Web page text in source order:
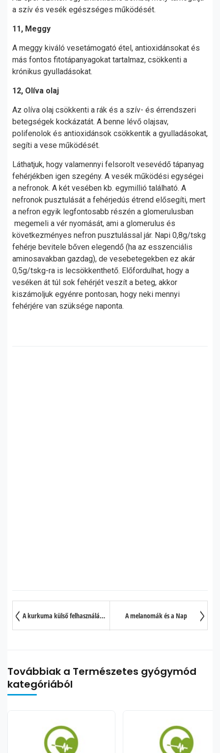
a szív és vesék egészséges működését.
11, Meggy
A meggy kiváló vesetámogató étel, antioxidánsokat és
más fontos fitotápanyagokat tartalmaz, csökkenti a
krónikus gyulladásokat.
12, Olíva olaj
Az olíva olaj csökkenti a rák és a szív- és érrendszeri
betegségek kockázatát. A benne lévő olajsav,
polifenolok és antioxidánsok csökkentik a gyulladásokat,
segíti a vese működését.
Láthatjuk, hogy valamennyi felsorolt vesevédő tápanyag
fehérjékben igen szegény. A vesék működési egységei
a nefronok. A két vesében kb. egymillió található. A
nefronok pusztulását a fehérjedús étrend elősegíti, mert
a nefron egyik legfontosabb részén a glomerulusban
megemeli a vér nyomását, ami a glomerulus és
következményes nefron pusztulással jár. Napi 0,8g/tskg
fehérje bevitele bőven elegendő (ha az esszenciális
aminosavakban gazdag), de vesebetegekben ez akár
0,5g/tskg-ra is lecsökkenthető. Előfordulhat, hogy a
veséken át túl sok fehérjét veszít a beteg, akkor
kiszámoljuk egyénre pontosan, hogy neki mennyi
fehérjére van szüksége naponta.
A kurkuma külső felhasználási módjai A melanomák és a Nap
Továbbiak a Természetes gyógymód
kategóriából